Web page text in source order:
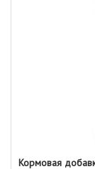
Кормовая